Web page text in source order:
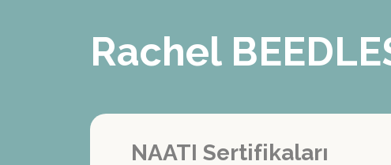
Rachel
NAATI Sertifikaları